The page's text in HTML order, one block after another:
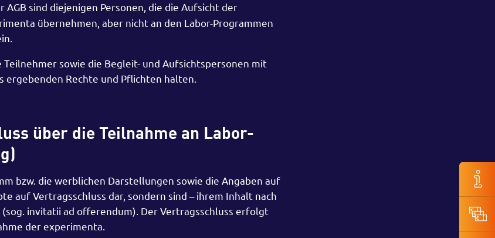
AGB sind diejenigen Personen, die die Aufsicht der
übernehmen, aber nicht an den Labor-Programmen
sowie die Begleit- und Aufsichtspersonen mit
ergebenden Rechte und Pflichten halten.
über die Teilnahme an Labor-
bzw. die werblichen Darstellungen sowie die Angaben auf
auf Vertragsschluss dar, sondern sind – ihrem Inhalt nach
invitatii ad offerendum). Der Vertragsschluss erfolgt
der experimenta.